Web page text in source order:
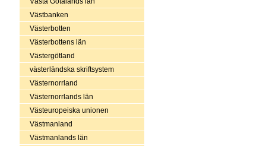
Västbanken
Västerbotten
Västerbottens län
Västergötland
västerländska skriftsystem
Västernorrland
Västernorrlands län
Västeuropeiska unionen
Västmanland
Västmanlands län